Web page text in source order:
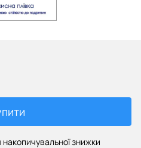
знижки